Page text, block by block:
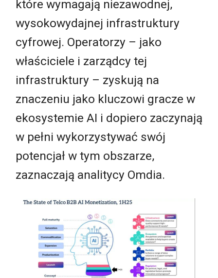
które wymagają niezawodnej,
wysokowydajnej infrastruktury
cyfrowej. Operatorzy – jako
właściciele i zarządcy tej
infrastruktury – zyskują na
znaczeniu jako kluczowi gracze w
ekosystemie AI i dopiero zaczynają
w pełni wykorzystywać swój
potencjał w tym obszarze,
zaznaczają analitycy Omdia.